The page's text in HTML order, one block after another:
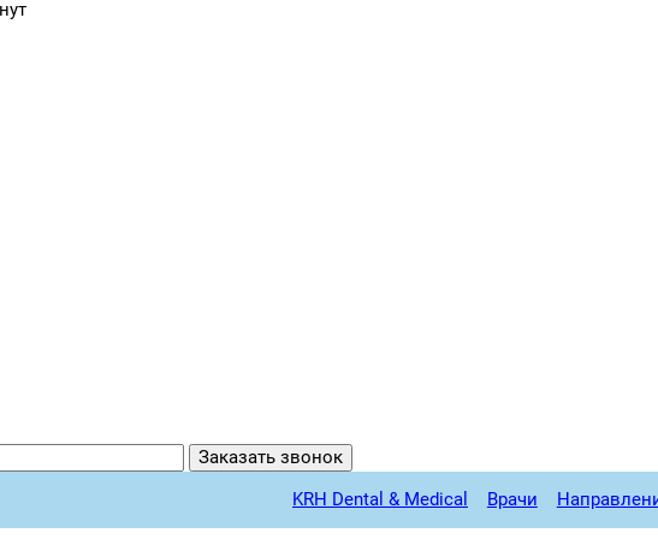
Заказать звонок
KRH Dental & Medical
Врачи